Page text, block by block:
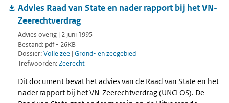
Advies Raad van State en nader rapport bij het VN-
Zeerechtverdrag
Advies overig | 2 juni 1995
Bestand: pdf - 26KB
Dossier:Volle zee | Grond- en zeegebied
Trefwoorden:Zeerecht
Dit document bevat het advies van de Raad van State en het
nader rapport bij het VN-Zeerechtverdrag (UNCLOS). De